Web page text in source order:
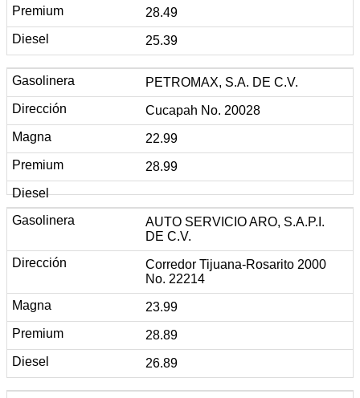
28.49
25.39
PETROMAX, S.A. DE C.V.
Cucapah No. 20028
22.99
28.99
AUTO SERVICIO ARO, S.A.P.I.
DE C.V.
Corredor Tijuana-Rosarito 2000
No. 22214
23.99
28.89
26.89